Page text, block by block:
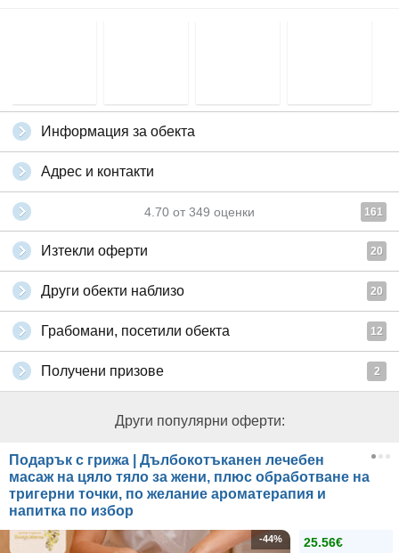
Информация за обекта
Адрес и контакти
4.70 от 349 оценки 161
Изтекли оферти 20
Други обекти наблизо 20
Грабомани, посетили обекта 12
Получени призове 2
Други популярни оферти:
Подарък с грижа | Дълбокотъканен лечебен
масаж на цяло тяло за жени, плюс обработване на
тригерни точки, по желание ароматерапия и
напитка по избор
25.56€
-44%